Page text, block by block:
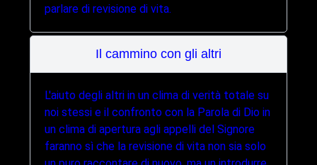
parlare di revisione di vita.
Il cammino con gli altri
L'aiuto degli altri in un clima di verità totale su
noi stessi e il confronto con la Parola di Dio in
un clima di apertura agli appelli del Signore
faranno sì che la revisione di vita non sia solo